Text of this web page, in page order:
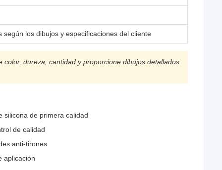
según los dibujos y especificaciones del cliente
dureza, cantidad y proporcione dibujos detallados
silicona de primera calidad
de calidad
anti-tirones
aplicación